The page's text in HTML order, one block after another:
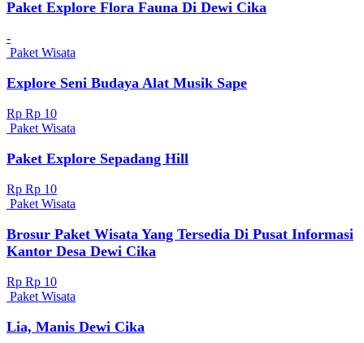
Paket Explore Flora Fauna Di Dewi Cika
-
Paket Wisata
Explore Seni Budaya Alat Musik Sape
Rp Rp 10
Paket Wisata
Paket Explore Sepadang Hill
Rp Rp 10
Paket Wisata
Brosur Paket Wisata Yang Tersedia Di Pusat Informasi
Kantor Desa Dewi Cika
Rp Rp 10
Paket Wisata
Lia, Manis Dewi Cika